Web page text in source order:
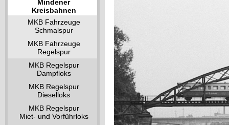
Mindener
Kreisbahnen
MKB Fahrzeuge
Schmalspur
MKB Fahrzeuge
Regelspur
MKB Regelspur
Dampfloks
MKB Regelspur
Dieselloks
MKB Regelspur
Miet- und Vorführloks